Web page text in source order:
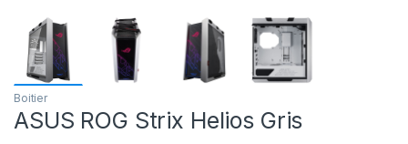
Boitier
ASUS ROG Strix Helios Gris